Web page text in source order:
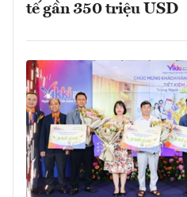
tế gần 350 triệu USD